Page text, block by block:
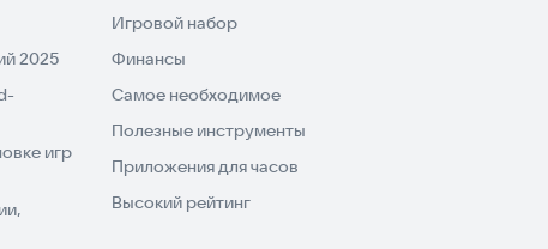
2025
игр
Игровой набор
Финансы
Самое необходимое
Полезные инструменты
Приложения для часов
Высокий рейтинг